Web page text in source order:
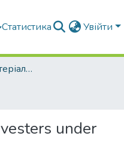
Статистика Увійти
Конференції та матеріали конференцій
under